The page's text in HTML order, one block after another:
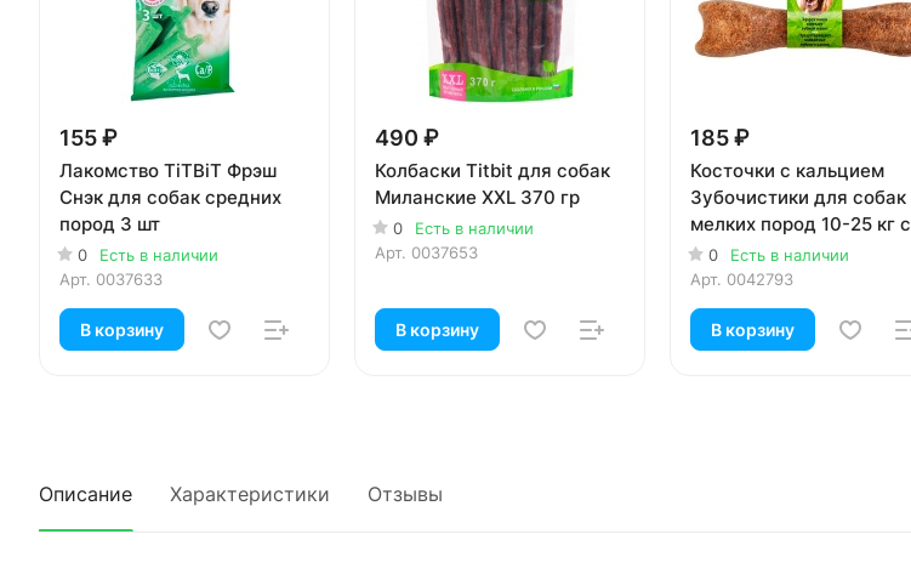
155 ₽
Лакомство TiTBiT Фрэш
Снэк для собак средних
пород 3 шт
0
Есть в наличии
Арт. 0037633
В корзину
490 ₽
Колбаски Titbit для собак
Миланские XXL 370 гр
0
Есть в наличии
Арт. 0037653
В корзину
185 ₽
Косточки с кальцием
Зубочистики для собак
мелких пород 10-25 кг с
говядиной 95 гр
0
Есть в наличии
Арт. 0042793
В корзину
Описание Характеристики Отзывы